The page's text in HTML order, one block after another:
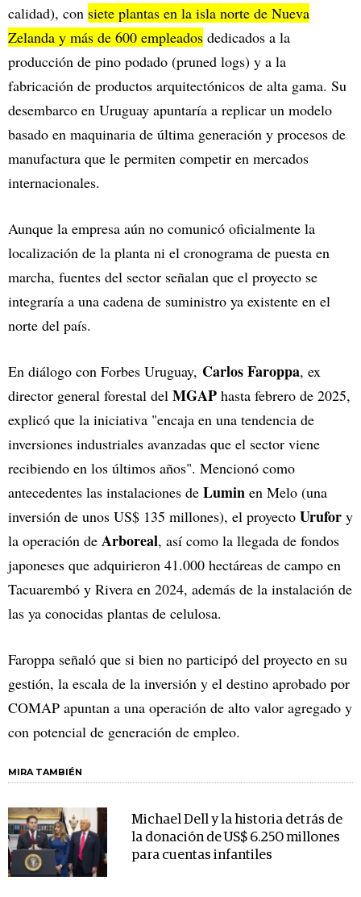
calidad), con siete plantas en la isla norte de Nueva
Zelanda y más de 600 empleados dedicados a la
producción de pino podado (pruned logs) y a la
fabricación de productos arquitectónicos de alta gama. Su
desembarco en Uruguay apuntaría a replicar un modelo
basado en maquinaria de última generación y procesos de
manufactura que le permiten competir en mercados
internacionales.
Aunque la empresa aún no comunicó oficialmente la
localización de la planta ni el cronograma de puesta en
marcha, fuentes del sector señalan que el proyecto se
integraría a una cadena de suministro ya existente en el
norte del país.
En diálogo con Forbes Uruguay, Carlos Faroppa, ex
director general forestal del MGAP hasta febrero de 2025,
explicó que la iniciativa "encaja en una tendencia de
inversiones industriales avanzadas que el sector viene
recibiendo en los últimos años". Mencionó como
antecedentes las instalaciones de Lumin en Melo (una
inversión de unos US$ 135 millones), el proyecto Urufor y
la operación de Arboreal, así como la llegada de fondos
japoneses que adquirieron 41.000 hectáreas de campo en
Tacuarembó y Rivera en 2024, además de la instalación de
las ya conocidas plantas de celulosa.
Faroppa señaló que si bien no participó del proyecto en su
gestión, la escala de la inversión y el destino aprobado por
COMAP apuntan a una operación de alto valor agregado y
con potencial de generación de empleo.
MIRA TAMBIÉN
Michael Dell y la historia detrás de
la donación de US$ 6.250 millones
para cuentas infantiles